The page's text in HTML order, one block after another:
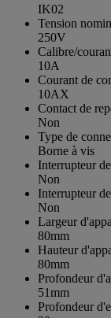
IK02
Tension
250V
Calibre/
10A
Courant de
10AX
Contact de
Non
Type de
Borne à vis
Interrupteur
Non
Interrupteur
Non
Largeur
80mm
Hauteur
80mm
Profondeur
51mm
Profondeur